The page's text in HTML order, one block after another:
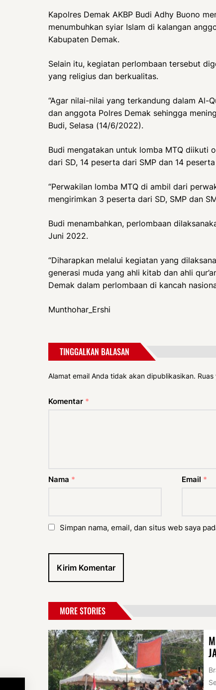
Kapolres Demak AKBP Budi Adhy Buono
menumbuhkan syiar Islam di kalangan
Kabupaten Demak.
Selain itu, kegiatan perlombaan tersebut
yang religius dan berkualitas.
“Agar nilai-nilai yang terkandung dalam Al-
dan anggota Polres Demak sehingga
Budi, Selasa (14/6/2022).
Budi mengatakan untuk lomba MTQ diikuti
dari SD, 14 peserta dari SMP dan 14
“Perwakilan lomba MTQ di ambil dari
mengirimkan 3 peserta dari SD, SMP dan
Budi menambahkan, perlombaan
Juni 2022.
“Diharapkan melalui kegiatan yang
generasi muda yang ahli kitab dan ahli
Demak dalam perlombaan di kancah
Munthohar_Ershi
TINGGALKAN BALASAN
Alamat email Anda tidak akan dipublikasikan.
Komentar *
Nama * Email *
Simpan nama, email, dan situs web saya
MORE STORIES